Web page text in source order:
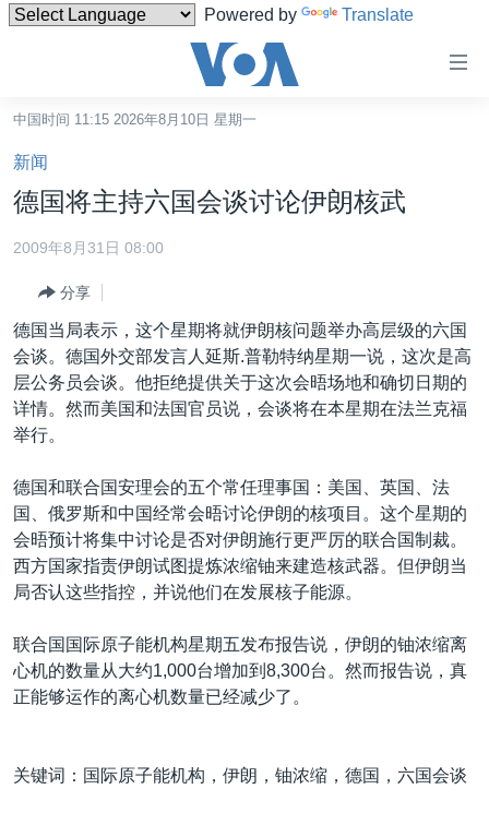
Powered by Translate
碍
链
接
转
转
到
导
转
检
中国
港澳
国际
最新国际新闻
印太
欧洲
非洲
美洲
分类新闻
经济·金融·贸易
科教·文娱·体健
军事
劳工
美中关系
白宫要闻
国会报道
美中关系
埃博拉疫情
美国之音专访
台海两岸关系
VOA视频
VOA今日焦点
中文广播
关注我们
其他语言网站
中国时间 11:15 2026年8月10日 星期一
新闻
德国将主持六国会谈讨论伊朗核武
2009年8月31日 08:00
分享
德国当局表示，这个星期将就伊朗核问题举办高层级的六国
会谈。德国外交部发言人延斯.普勒特纳星期一说，这次是高
层公务员会谈。他拒绝提供关于这次会晤场地和确切日期的
详情。然而美国和法国官员说，会谈将在本星期在法兰克福
举行。
德国和联合国安理会的五个常任理事国：美国、英国、法
国、俄罗斯和中国经常会晤讨论伊朗的核项目。这个星期的
会晤预计将集中讨论是否对伊朗施行更严厉的联合国制裁。
西方国家指责伊朗试图提炼浓缩铀来建造核武器。但伊朗当
局否认这些指控，并说他们在发展核子能源。
联合国国际原子能机构星期五发布报告说，伊朗的铀浓缩离
心机的数量从大约1,000台增加到8,300台。然而报告说，真
正能够运作的离心机数量已经减少了。
关键词：国际原子能机构，伊朗，铀浓缩，德国，六国会谈